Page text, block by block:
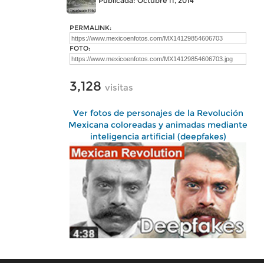
PERMALINK:
FOTO:
3,128 visitas
Ver fotos de personajes de la Revolución
Mexicana coloreadas y animadas mediante
inteligencia artificial (deepfakes)